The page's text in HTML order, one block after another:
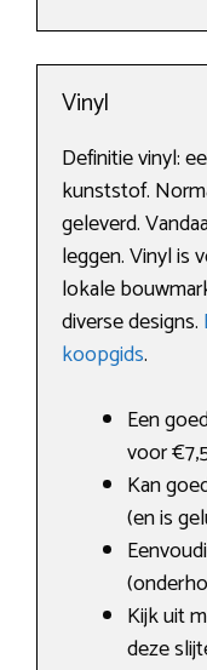
Vinyl
Definitie vinyl:
kunststof.
geleverd.
leggen. Vinyl is
lokale
diverse designs.
koopgids.
Een
voor
Kan
(en is
Kijk uit
deze